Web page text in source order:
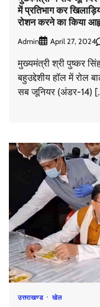
में प्रतिभाग कर
रोशन करने का किया
Admin April 27, 2024
मुख्यमंत्री श्री पुष्कर
बहुउद्देशीय हॉल में रोल
सब जूनियर (अंडर-14)
उत्तराखण्ड खेल